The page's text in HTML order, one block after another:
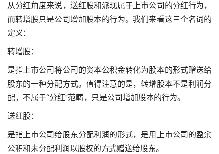
从分红角度来说，送红股和派现属于上市公司的分红行为，
而转增股只是公司增加股本的行为。我们来看这三个名词的
定义：
转增股：
是指上市公司将公司的资本公积金转化为股本的形式赠送给
股东的一种分配方式。值得注意的是，转增股本不是利润分
配，不属于“分红”范畴，只是公司增加股本的行为。
送红股：
是指上市公司给股东分配利润的形式，是用上市公司的盈余
公积和未分配利润以股权的方式赠送给股东。